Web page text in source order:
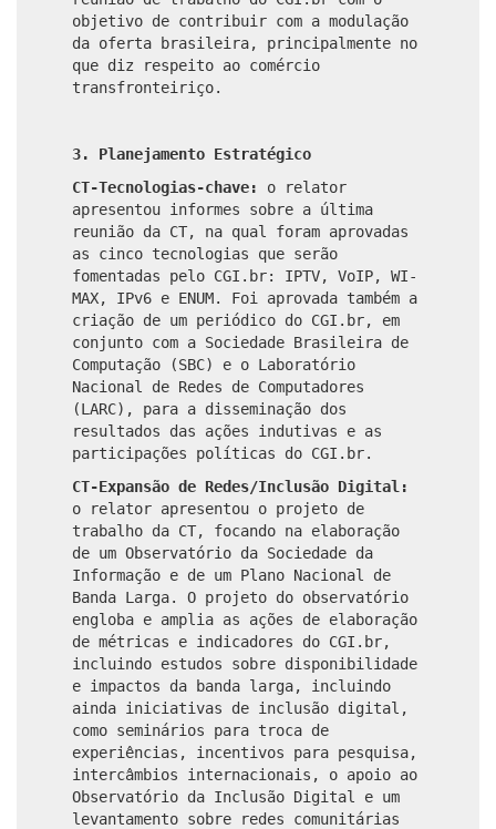
objetivo de contribuir com a modulação
da oferta brasileira, principalmente no
que diz respeito ao comércio
transfronteiriço.
3. Planejamento Estratégico
CT-Tecnologias-chave: o relator
apresentou informes sobre a última
reunião da CT, na qual foram aprovadas
as cinco tecnologias que serão
fomentadas pelo CGI.br: IPTV, VoIP, WI-
MAX, IPv6 e ENUM. Foi aprovada também a
criação de um periódico do CGI.br, em
conjunto com a Sociedade Brasileira de
Computação (SBC) e o Laboratório
Nacional de Redes de Computadores
(LARC), para a disseminação dos
resultados das ações indutivas e as
participações políticas do CGI.br.
CT-Expansão de Redes/Inclusão Digital:
o relator apresentou o projeto de
trabalho da CT, focando na elaboração
de um Observatório da Sociedade da
Informação e de um Plano Nacional de
Banda Larga. O projeto do observatório
engloba e amplia as ações de elaboração
de métricas e indicadores do CGI.br,
incluindo estudos sobre disponibilidade
e impactos da banda larga, incluindo
ainda iniciativas de inclusão digital,
como seminários para troca de
experiências, incentivos para pesquisa,
intercâmbios internacionais, o apoio ao
Observatório da Inclusão Digital e um
levantamento sobre redes comunitárias